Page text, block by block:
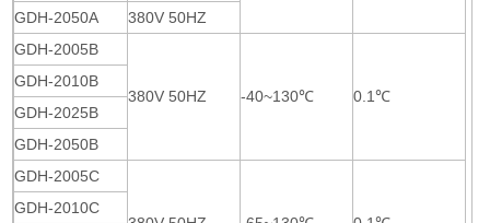
GDH-2050A
380V 50HZ
GDH-2005B
380V 50HZ -40~130℃ 0.1℃
GDH-2010B
GDH-2025B
GDH-2050B
GDH-2005C
GDH-2010C